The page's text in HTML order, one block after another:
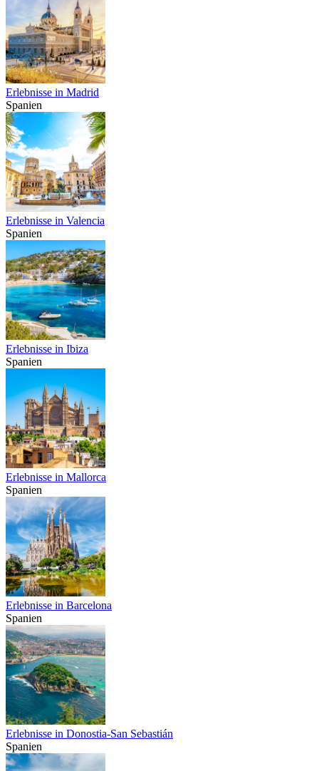
Erlebnisse in Madrid
Spanien
Erlebnisse in Valencia
Spanien
Erlebnisse in Ibiza
Spanien
Erlebnisse in Mallorca
Spanien
Erlebnisse in Barcelona
Spanien
Erlebnisse in Donostia-San Sebastián
Spanien